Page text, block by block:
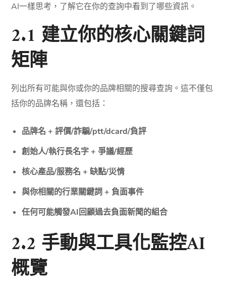
AI一樣思考，了解它在你的查詢中看到了哪些資訊。
2.1 建立你的核心關鍵詞
矩陣
列出所有可能與你或你的品牌相關的搜尋查詢。這不僅包
括你的品牌名稱，還包括：
品牌名 + 評價/詐騙/ptt/dcard/負評
創始人/執行長名字 + 爭議/經歷
核心產品/服務名 + 缺點/災情
與你相關的行業關鍵詞 + 負面事件
任何可能觸發AI回顧過去負面新聞的組合
2.2 手動與工具化監控AI
概覽